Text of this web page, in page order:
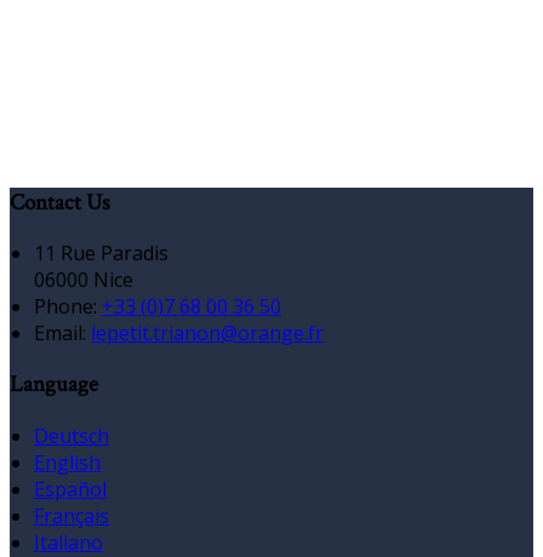
Contact Us
11 Rue Paradis
06000 Nice
Phone: +33 (0)7 68 00 36 50
Email: lepetit.trianon@orange.fr
Language
Deutsch
English
Español
Français
Italiano